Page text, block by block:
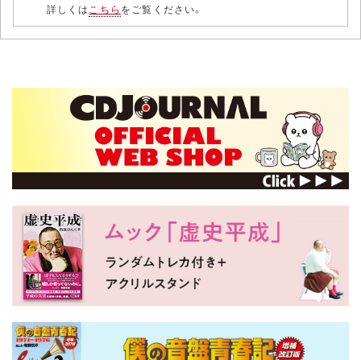
詳しくはこちら をご覧ください。